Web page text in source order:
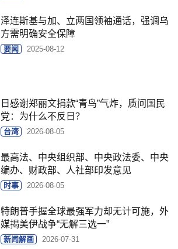
泽连斯基与加、立两国领袖通话，强调乌
方需明确安全保障
要闻 2025-08-12
日感谢郑丽文捐款“青鸟”气炸，质问国民
党：为什么不反日？
台湾 2026-08-05
最高法、中央组织部、中央政法委、中央
编办、财政部、人社部印发意见
时事 2026-08-05
特朗普手握全球最强军力却无计可施，外
媒揭美伊战争“无解三选一”
新闻解画 2026-07-31